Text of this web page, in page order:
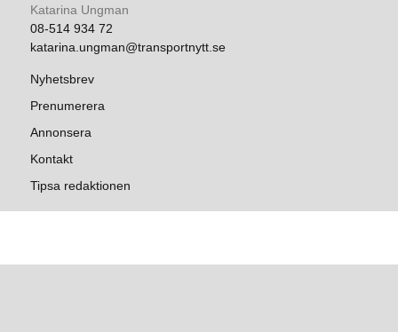
Katarina Ungman
08-514 934 72
katarina.ungman@transportnytt.se
Nyhetsbrev
Prenumerera
Annonsera
Kontakt
Tipsa redaktionen